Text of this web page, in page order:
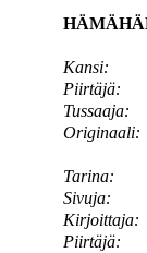
Kansi:
Piirtäjä:
Tussaaja:
Originaali:
Tarina:
Sivuja:
Kirjoittaja:
Piirtäjä: